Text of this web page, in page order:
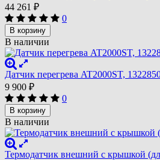
44 261 ₽
0
В корзину
В наличии
Датчик перегрева AT2000ST,
9 900 ₽
0
В корзину
В наличии
Термодатчик внешний с крышкой